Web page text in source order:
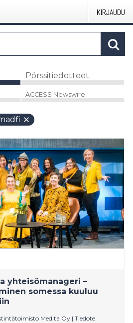
KIRJAUDU
Pörssitiedotteet
ACCESS Newswire
yhteisömanageri –
somessa kuuluu
Medita Oy | Tiedote